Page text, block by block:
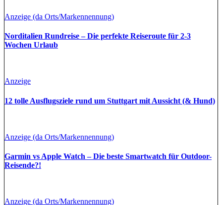
Anzeige (da Orts/Markennennung)
Norditalien Rundreise – Die perfekte Reiseroute für 2-3
Wochen Urlaub
Anzeige
12 tolle Ausflugsziele rund um Stuttgart mit Aussicht (& Hund)
Anzeige (da Orts/Markennennung)
Garmin vs Apple Watch – Die beste Smartwatch für Outdoor-
Reisende?!
Anzeige (da Orts/Markennennung)